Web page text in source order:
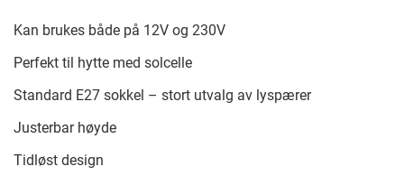
Kan brukes både på 12V og 230V
Perfekt til hytte med solcelle
Standard E27 sokkel – stort utvalg av lyspærer
Justerbar høyde
Tidløst design